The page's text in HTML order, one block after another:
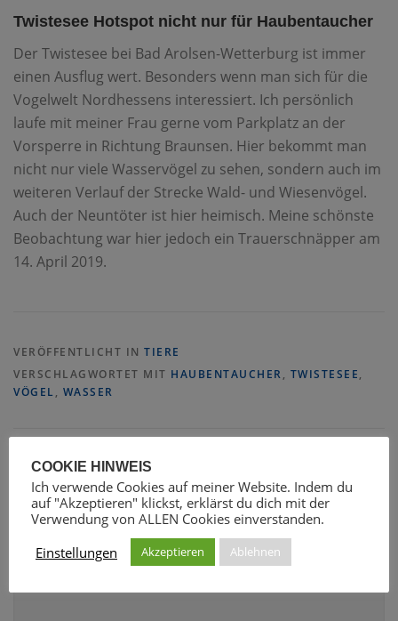
Twistesee Hotspot nicht nur für Haubentaucher
Der Twistesee bei Bad Arolsen-Wetterburg ist immer
einen Ausflug wert. Besonders wenn man sich für die
Vogelwelt Nordhessens interessiert. Ich persönlich
laufe mit meiner Frau gerne vom Parkplatz an der
Vorsperre in Richtung Braunsen. Hier bekommt man
nicht nur viele Wasservögel zu sehen, sondern auch im
weiteren Verlauf der Strecke Wald- und Wiesenvögel.
Auch der Neuntöter ist hier heimisch. Meine schönste
Beobachtung war hier jedoch ein Trauerschnäpper am
14. April 2019.
VERÖFFENTLICHT IN TIERE
VERSCHLAGWORTET MIT HAUBENTAUCHER, TWISTESEE,
VÖGEL , WASSER
SCHREIBE EINEN KOMMENTAR
KOMMENTAR*
COOKIE HINWEIS
Ich verwende Cookies auf meiner Website. Indem du
auf "Akzeptieren" klickst, erklärst du dich mit der
Verwendung von ALLEN Cookies einverstanden.
Einstellungen
Akzeptieren Ablehnen